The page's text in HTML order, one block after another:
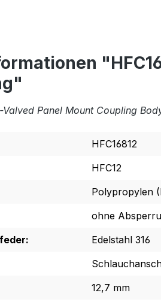
Panel Mount Coupling
HFC16812
HFC12
Polypropylen
ohne
Edelstahl 316
12,7 mm